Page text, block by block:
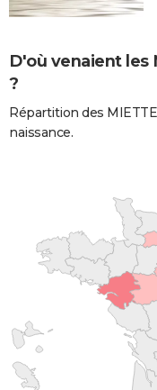
D'où venaient les
?
Répartition des
naissance.